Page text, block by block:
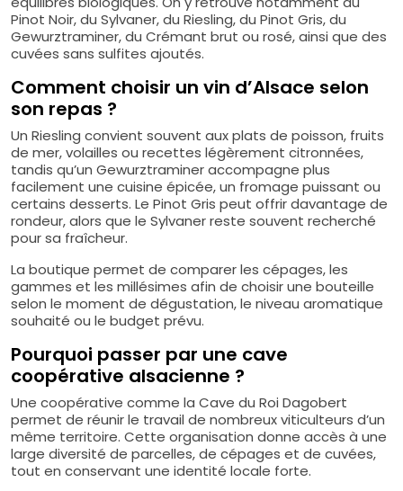
Pinot Noir, du Sylvaner, du Riesling, du Pinot Gris, du
Gewurztraminer, du Crémant brut ou rosé, ainsi que des
cuvées sans sulfites ajoutés.
Comment choisir un vin d’Alsace selon
son repas ?
Un Riesling convient souvent aux plats de poisson, fruits
de mer, volailles ou recettes légèrement citronnées,
tandis qu’un Gewurztraminer accompagne plus
facilement une cuisine épicée, un fromage puissant ou
certains desserts. Le Pinot Gris peut offrir davantage de
rondeur, alors que le Sylvaner reste souvent recherché
pour sa fraîcheur.
La boutique permet de comparer les cépages, les
gammes et les millésimes afin de choisir une bouteille
selon le moment de dégustation, le niveau aromatique
souhaité ou le budget prévu.
Pourquoi passer par une cave
coopérative alsacienne ?
Une coopérative comme la Cave du Roi Dagobert
permet de réunir le travail de nombreux viticulteurs d’un
même territoire. Cette organisation donne accès à une
large diversité de parcelles, de cépages et de cuvées,
tout en conservant une identité locale forte.